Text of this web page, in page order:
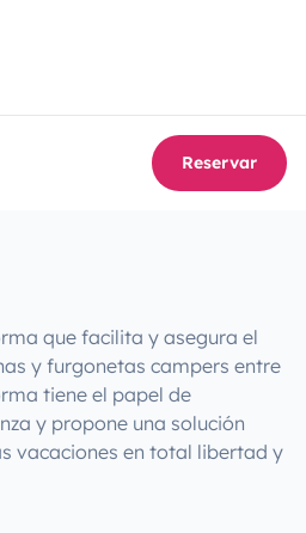
Reservar
que facilita y asegura el
y furgonetas campers entre
tiene el papel de
y propone una solución
vacaciones en total libertad y